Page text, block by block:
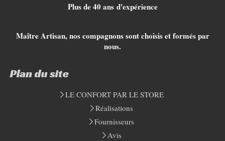
Plus de 40 ans d'expérience
Maître Artisan, nos compagnons sont choisis et formés par
nous.
Plan du site
LE CONFORT PAR LE STORE
Réalisations
Fournisseurs
Avis